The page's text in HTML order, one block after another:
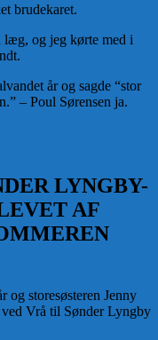
brudekaret.
læg, og jeg kørte med i
år og sagde “stor
– Poul Sørensen ja.
LYNGBY-
AF
og storesøsteren Jenny
Vrå til Sønder Lyngby